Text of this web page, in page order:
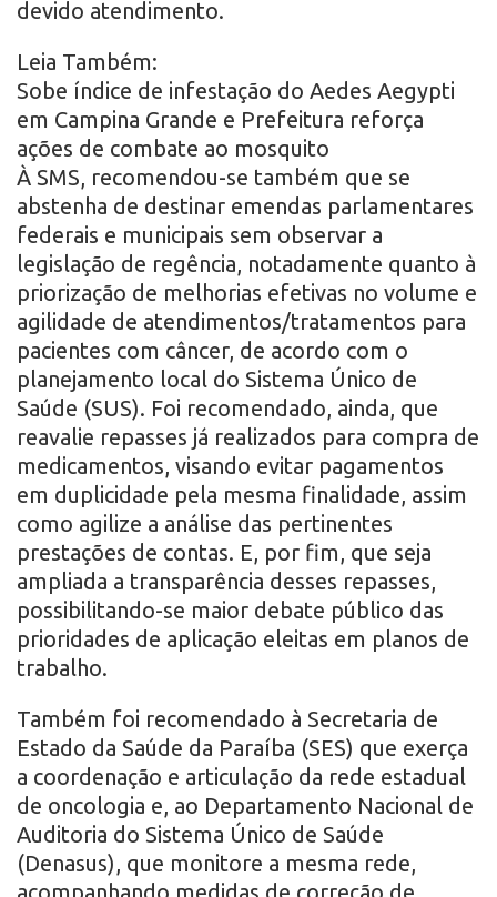
devido atendimento.
Leia Também:
Sobe índice de infestação do Aedes Aegypti
em Campina Grande e Prefeitura reforça
ações de combate ao mosquito
À SMS, recomendou-se também que se
abstenha de destinar emendas parlamentares
federais e municipais sem observar a
legislação de regência, notadamente quanto à
priorização de melhorias efetivas no volume e
agilidade de atendimentos/tratamentos para
pacientes com câncer, de acordo com o
planejamento local do Sistema Único de
Saúde (SUS). Foi recomendado, ainda, que
reavalie repasses já realizados para compra de
medicamentos, visando evitar pagamentos
em duplicidade pela mesma finalidade, assim
como agilize a análise das pertinentes
prestações de contas. E, por fim, que seja
ampliada a transparência desses repasses,
possibilitando-se maior debate público das
prioridades de aplicação eleitas em planos de
trabalho.
Também foi recomendado à Secretaria de
Estado da Saúde da Paraíba (SES) que exerça
a coordenação e articulação da rede estadual
de oncologia e, ao Departamento Nacional de
Auditoria do Sistema Único de Saúde
(Denasus), que monitore a mesma rede,